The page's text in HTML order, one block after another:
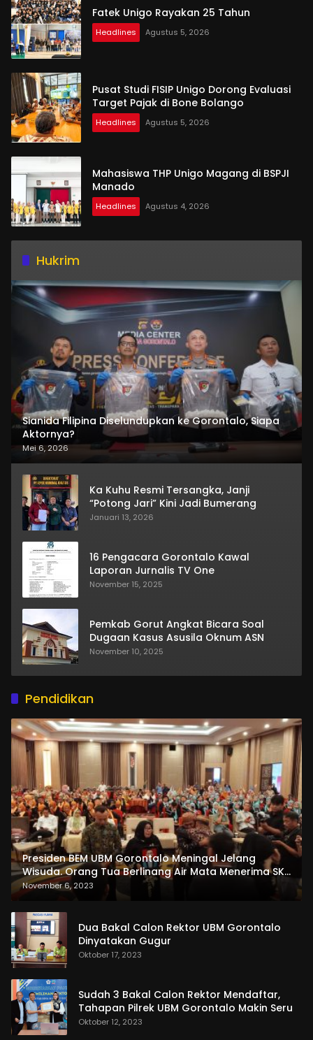
Fatek Unigo Rayakan 25 Tahun
Headlines Agustus 5, 2026
Pusat Studi FISIP Unigo Dorong Evaluasi
Target Pajak di Bone Bolango
Headlines Agustus 5, 2026
Mahasiswa THP Unigo Magang di BSPJI
Manado
Headlines Agustus 4, 2026
Hukrim
Sianida Filipina Diselundupkan ke Gorontalo, Siapa
Aktornya?
Mei 6, 2026
Ka Kuhu Resmi Tersangka, Janji
“Potong Jari” Kini Jadi Bumerang
Januari 13, 2026
16 Pengacara Gorontalo Kawal
Laporan Jurnalis TV One
November 15, 2025
Pemkab Gorut Angkat Bicara Soal
Dugaan Kasus Asusila Oknum ASN
November 10, 2025
Pendidikan
Presiden BEM UBM Gorontalo Meningal Jelang
Wisuda. Orang Tua Berlinang Air Mata Menerima SKL
dan Pemasangan Salempang
November 6, 2023
Dua Bakal Calon Rektor UBM Gorontalo
Dinyatakan Gugur
Oktober 17, 2023
Sudah 3 Bakal Calon Rektor Mendaftar,
Tahapan Pilrek UBM Gorontalo Makin Seru
Oktober 12, 2023